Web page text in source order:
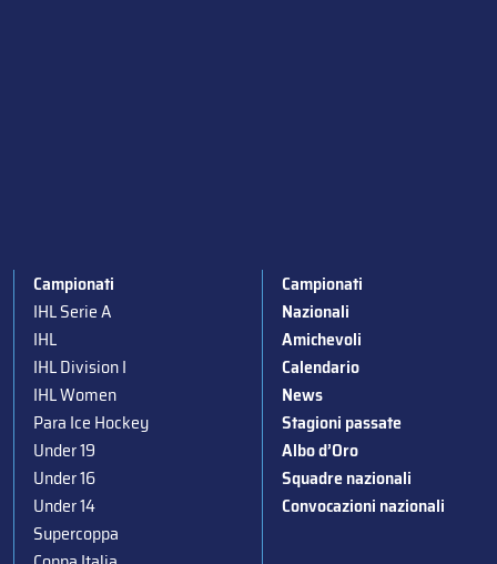
Campionati
IHL Serie A
IHL
IHL Division I
IHL Women
Para Ice Hockey
Under 19
Under 16
Under 14
Supercoppa
Campionati
Nazionali
Amichevoli
Calendario
News
Stagioni passate
Albo d’Oro
Squadre nazionali
Convocazioni nazionali